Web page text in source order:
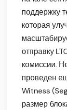
поддержку
которая
отправку
комиссии.
проведен
Witness
размер